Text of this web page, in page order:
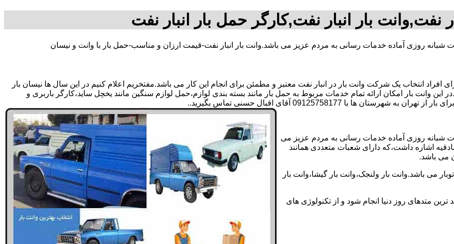
نفت,وانت بار انبار نفت,کارگر حمل بار انبار نفت
شبانه روزی آماده خدمات رسانی به مردم عزیز می باشد.وانت بار انبار نفت-قیمت ارزان و مناسب-حمل بار با وانت و نیسان
انتخاب یک شرکت وانت بار در انبار نفت معتبر و مطمئن برای انجام این کار می باشد.مفتخریم اعلام کنیم در این سال ها نیسان بار
این وانت بار امکان ارائه تمام خدمات مربوط به حمل بار مانند بسته بندی لوازم،حمل لوازم سنگین مانند یخچل ساید،کارگر باربری و
09125758177 آقای اقبال حسنی تماس بگیرید..
شبانه روزی آماده خدمات رسانی به مردم عزیز می
اشاره داشت،که دارای شعبات متعددی همانند
می باشد.
می باشد.وانت بار ولنجک،وانت بار گیشا،وانت بار
متدهای روز دنیا انجام شود و از تکنولوژی های